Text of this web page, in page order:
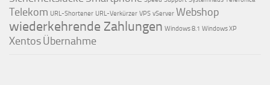
Telekom URL-Shortener URL-Verkürzer VPS vServer Webshop
wiederkehrende Zahlungen Windows 8.1 Windows XP
Xentos Übernahme